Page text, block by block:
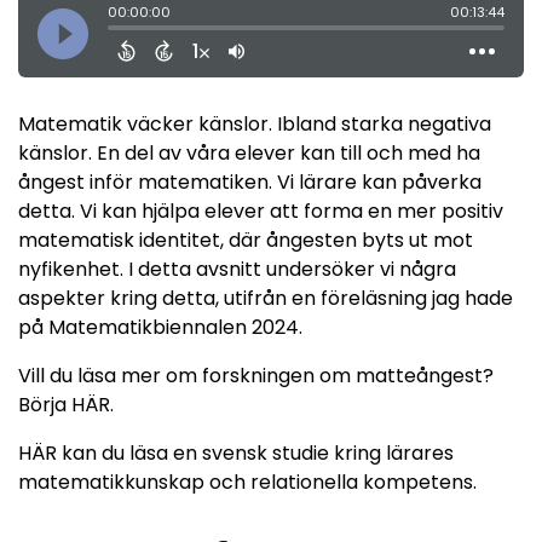
Matematik väcker känslor. Ibland starka negativa
känslor. En del av våra elever kan till och med ha
ångest inför matematiken. Vi lärare kan påverka
detta. Vi kan hjälpa elever att forma en mer positiv
matematisk identitet, där ångesten byts ut mot
nyfikenhet. I detta avsnitt undersöker vi några
aspekter kring detta, utifrån en föreläsning jag hade
på Matematikbiennalen 2024.
Vill du läsa mer om forskningen om matteångest?
Börja HÄR.
HÄR kan du läsa en svensk studie kring lärares
matematikkunskap och relationella kompetens.